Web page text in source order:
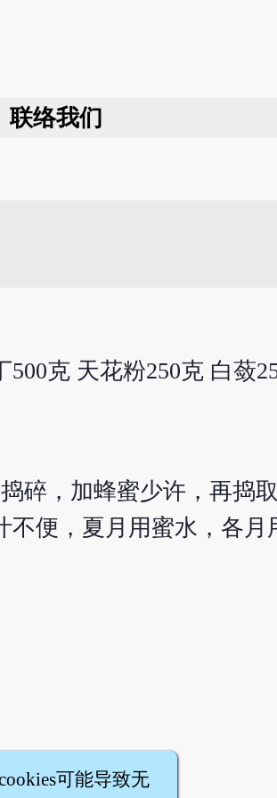
联络我们
克 天花粉250克 白蔹
碎，加蜂蜜少许，再捣
便，夏月用蜜水，各月
可能导致无